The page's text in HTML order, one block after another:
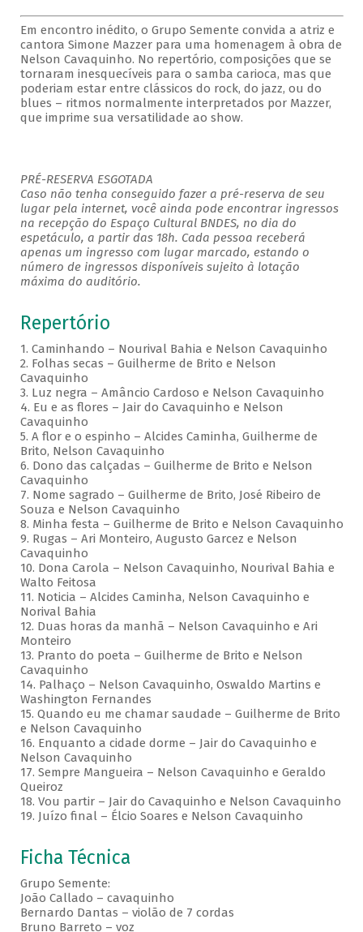
Em encontro inédito, o Grupo Semente convida a atriz e
cantora Simone Mazzer para uma homenagem à obra de
Nelson Cavaquinho. No repertório, composições que se
tornaram inesquecíveis para o samba carioca, mas que
poderiam estar entre clássicos do rock, do jazz, ou do
blues – ritmos normalmente interpretados por Mazzer,
que imprime sua versatilidade ao show.
PRÉ-RESERVA ESGOTADA
Caso não tenha conseguido fazer a pré-reserva de seu
lugar pela internet, você ainda pode encontrar ingressos
na recepção do Espaço Cultural BNDES, no dia do
espetáculo, a partir das 18h. Cada pessoa receberá
apenas um ingresso com lugar marcado, estando o
número de ingressos disponíveis sujeito à lotação
máxima do auditório.
Repertório
1. Caminhando – Nourival Bahia e Nelson Cavaquinho
2. Folhas secas – Guilherme de Brito e Nelson
Cavaquinho
3. Luz negra – Amâncio Cardoso e Nelson Cavaquinho
4. Eu e as flores – Jair do Cavaquinho e Nelson
Cavaquinho
5. A flor e o espinho – Alcides Caminha, Guilherme de
Brito, Nelson Cavaquinho
6. Dono das calçadas – Guilherme de Brito e Nelson
Cavaquinho
7. Nome sagrado – Guilherme de Brito, José Ribeiro de
Souza e Nelson Cavaquinho
8. Minha festa – Guilherme de Brito e Nelson Cavaquinho
9. Rugas – Ari Monteiro, Augusto Garcez e Nelson
Cavaquinho
10. Dona Carola – Nelson Cavaquinho, Nourival Bahia e
Walto Feitosa
11. Noticia – Alcides Caminha, Nelson Cavaquinho e
Norival Bahia
12. Duas horas da manhã – Nelson Cavaquinho e Ari
Monteiro
13. Pranto do poeta – Guilherme de Brito e Nelson
Cavaquinho
14. Palhaço – Nelson Cavaquinho, Oswaldo Martins e
Washington Fernandes
15. Quando eu me chamar saudade – Guilherme de Brito
e Nelson Cavaquinho
16. Enquanto a cidade dorme – Jair do Cavaquinho e
Nelson Cavaquinho
17. Sempre Mangueira – Nelson Cavaquinho e Geraldo
Queiroz
18. Vou partir – Jair do Cavaquinho e Nelson Cavaquinho
19. Juízo final – Élcio Soares e Nelson Cavaquinho
Ficha Técnica
Grupo Semente:
João Callado – cavaquinho
Bernardo Dantas – violão de 7 cordas
Bruno Barreto – voz